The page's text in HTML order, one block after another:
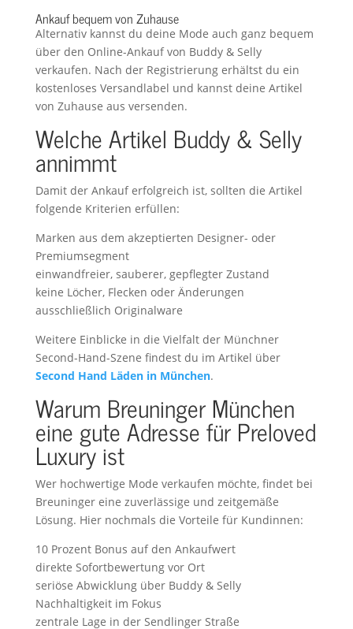
Ankauf bequem von Zuhause
Alternativ kannst du deine Mode auch ganz bequem
über den Online-Ankauf von Buddy & Selly
verkaufen. Nach der Registrierung erhältst du ein
kostenloses Versandlabel und kannst deine Artikel
von Zuhause aus versenden.
Welche Artikel Buddy & Selly
annimmt
Damit der Ankauf erfolgreich ist, sollten die Artikel
folgende Kriterien erfüllen:
Marken aus dem akzeptierten Designer- oder
Premiumsegment
einwandfreier, sauberer, gepflegter Zustand
keine Löcher, Flecken oder Änderungen
ausschließlich Originalware
Weitere Einblicke in die Vielfalt der Münchner
Second-Hand-Szene findest du im Artikel über
Second Hand Läden in München.
Warum Breuninger München
eine gute Adresse für Preloved
Luxury ist
Wer hochwertige Mode verkaufen möchte, findet bei
Breuninger eine zuverlässige und zeitgemäße
Lösung. Hier nochmals die Vorteile für Kundinnen:
10 Prozent Bonus auf den Ankaufwert
direkte Sofortbewertung vor Ort
seriöse Abwicklung über Buddy & Selly
Nachhaltigkeit im Fokus
zentrale Lage in der Sendlinger Straße